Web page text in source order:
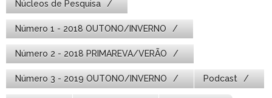
Núcleos de Pesquisa
Número 1 - 2018 OUTONO/INVERNO
Número 2 - 2018 PRIMAREVA/VERÃO
Número 3 - 2019 OUTONO/INVERNO Podcast